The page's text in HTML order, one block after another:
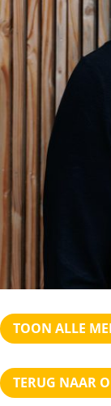
TOON ALLE
TERUG NAAR